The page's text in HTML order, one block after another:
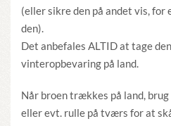
(eller sikre den på andet vis, for
den).
Det anbefales ALTID at tage
vinteropbevaring på land.
Når broen trækkes på land,
eller evt. rulle på tværs for at